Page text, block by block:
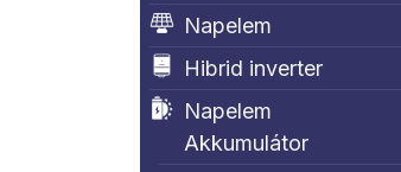
Napelem
Hibrid inverter
Napelem
Akkumulátor